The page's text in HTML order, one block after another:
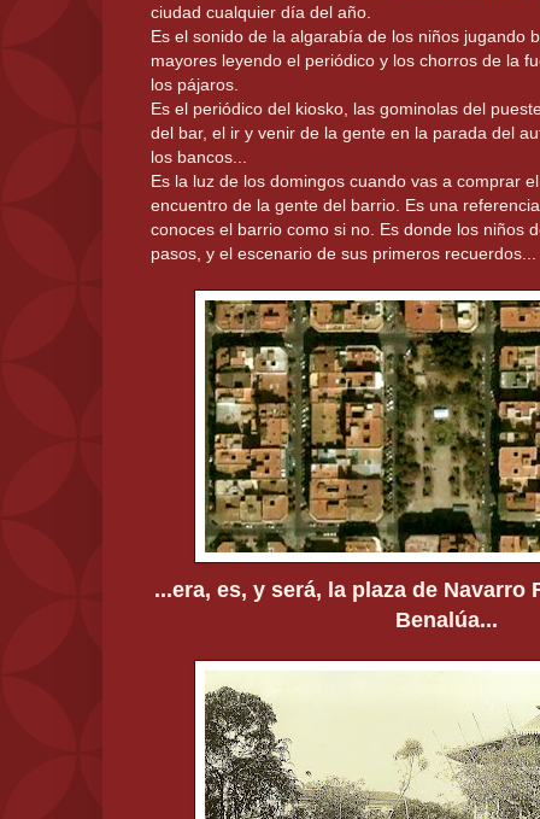
ciudad cualquier día del año.
Es el sonido de la algarabía de los niños jugando
mayores leyendo el periódico y los chorros de la
los pájaros.
Es el periódico del kiosko, las gominolas del
del bar, el ir y venir de la gente en la parada del
los bancos...
Es la luz de los domingos cuando vas a comprar
encuentro de la gente del barrio. Es una
conoces el barrio como si no. Es donde los niños
pasos, y el escenario de sus primeros recuerdos...
...era, es, y será, la plaza de Navarro
Benalúa...